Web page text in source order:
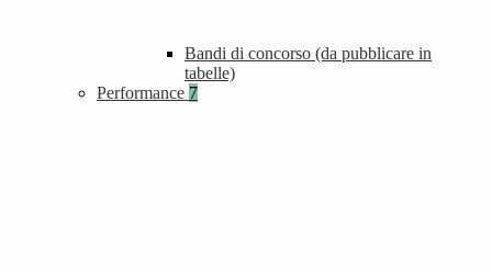
Bandi di concorso (da pubblicare in
tabelle)
Performance 7